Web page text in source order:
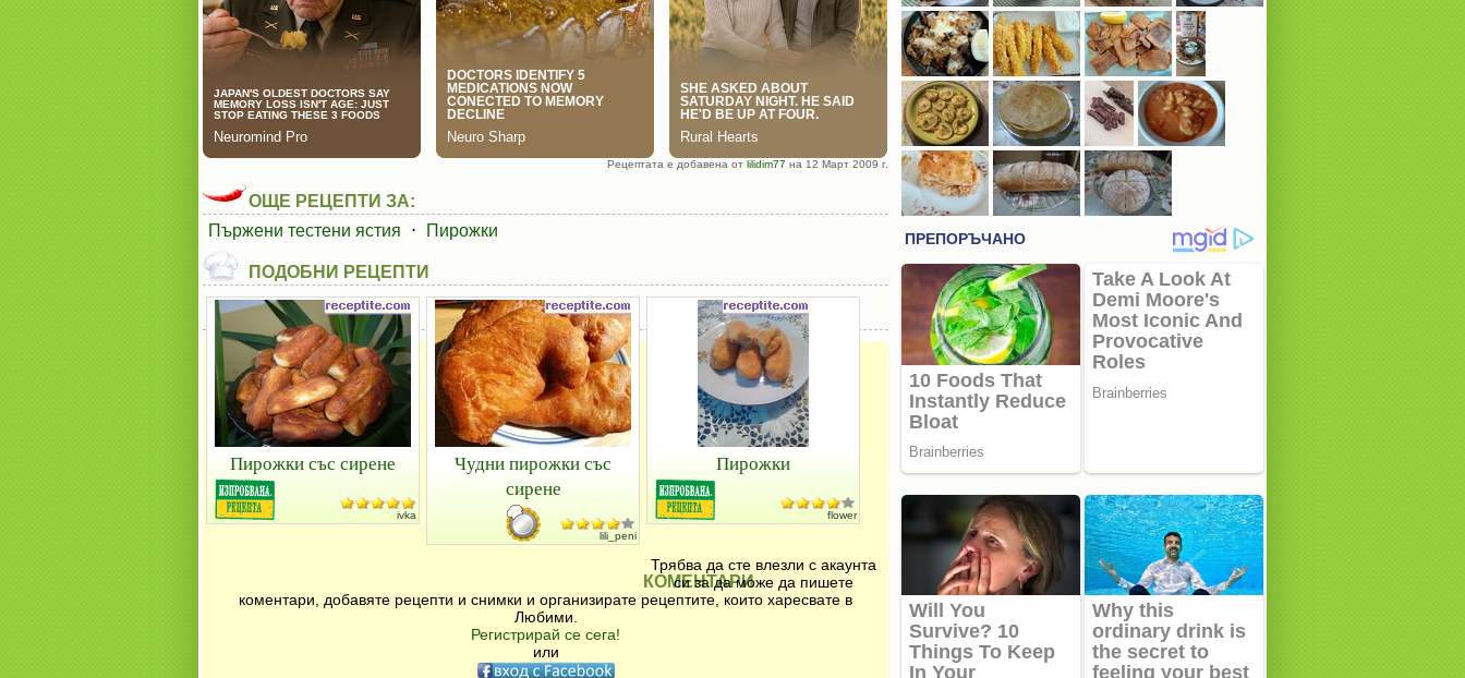
Рецептата е добавена от lilidim77 на 12 Март 2009 г.
ОЩЕ РЕЦЕПТИ ЗА:
Пържени тестени ястия
⋅ Пирожки
ПОДОБНИ РЕЦЕПТИ
Пирожки със сирене
ivka
Чудни пирожки със
сирене
lili_peni
Пирожки
flower
КОМЕНТАРИ
Трябва да сте влезли с акаунта
си за да може да пишете
коментари, добавяте рецепти и снимки и организирате рецептите, които харесвате в
Любими.
Регистрирай се сега!
или